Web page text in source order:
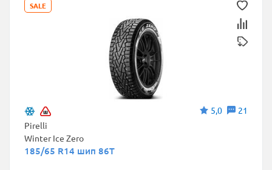
SALE
5,0
21
Pirelli
Winter Ice Zero
185/65 R14 шип 86T